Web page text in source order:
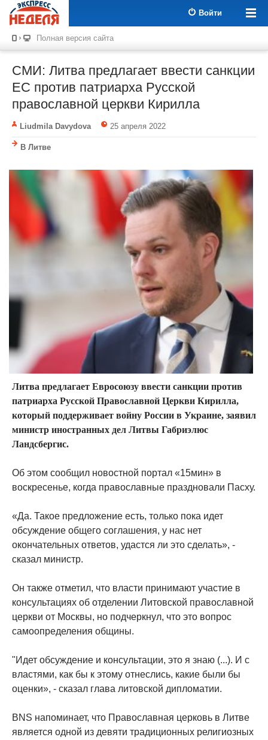
Войти
Полная версия сайта
СМИ: Литва предлагает ввести санкции
ЕС против патриарха Русской
православной церкви Кирилла
Liudmila Davydova 25 апреля 2022
В Литве
Литва предлагает Евросоюзу ввести санкции против
патриарха Русской Православной Церкви Кирилла,
который поддерживает войну России в Украине, заявил
министр иностранных дел Литвы Габриэлюс
Ландсбергис.
Об этом сообщил новостной портал «15мин» в
воскресенье, когда православные праздновали Пасху.
«Да. Такое предложение есть, только пока идет
обсуждение общего соглашения, у нас нет
окончательных ответов, удастся ли это сделать», -
сказал министр.
Он также отметил, что власти принимают участие в
консультациях об отделении Литовской православной
церкви от Москвы, но подчеркнул, что это вопрос
самоопределения общины.
"Идет обсуждение и консультации, это я знаю (...). И с
властями, как бы к этому отнеслись, какие были бы
оценки», - сказал глава литовской дипломатии.
BNS напоминает, что Православная церковь в Литве
является одной из девяти традиционных религиозных